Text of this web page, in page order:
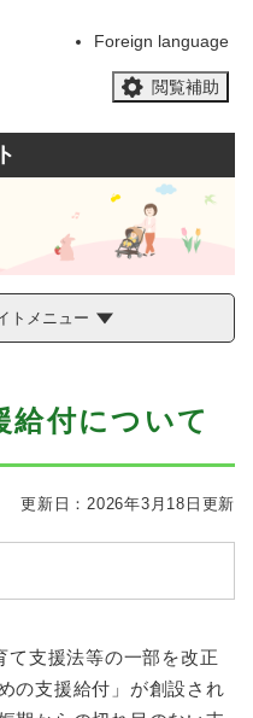
Foreign language
閲覧補助
トメニュー
給付について
更新日：2026年3月18日更新
て支援法等の一部を改正
の支援給付」が創設され